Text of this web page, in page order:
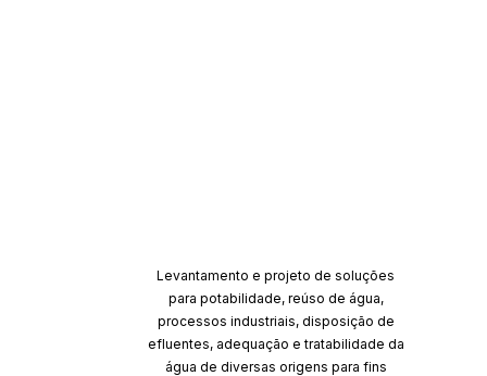
Levantamento e projeto de soluções
para potabilidade, reúso de água,
processos industriais, disposição de
efluentes, adequação e tratabilidade da
água de diversas origens para fins